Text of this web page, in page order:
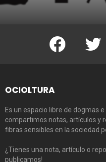
Facebook
OCIOLTURA
Es un espacio libre de dogmas
compartimos notas, artículos y
fibras sensibles en la sociedad
¿Tienes una nota, artículo o
publicamos!